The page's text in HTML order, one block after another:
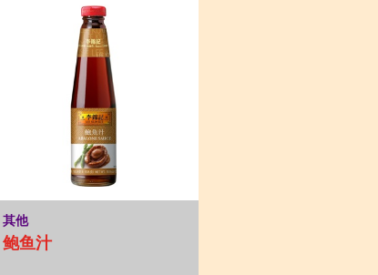
其他
鲍鱼汁